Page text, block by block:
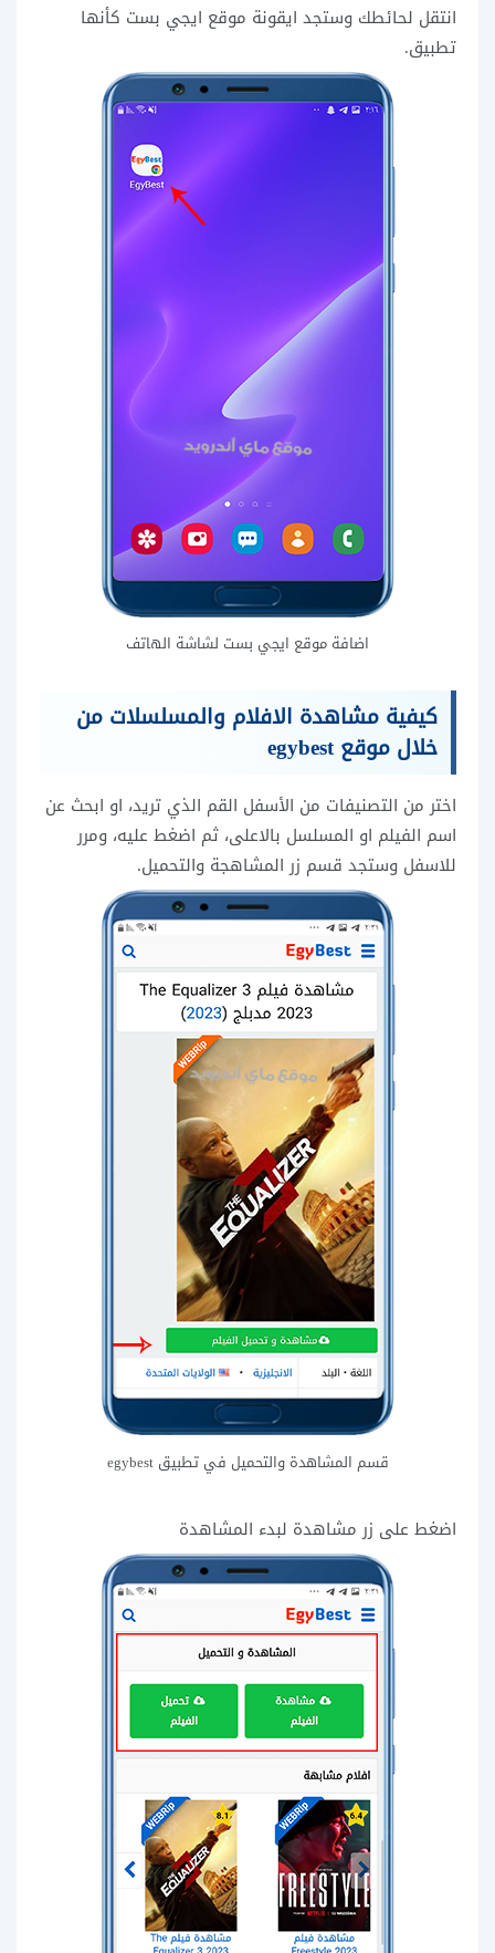
انتقل لحائطك وستجد ايقونة موقع ايجي بست كأنها
تطبيق.
اضافة موقع ايجي بست لشاشة الهاتف
كيفية مشاهدة الافلام والمسلسلات من
خلال موقع egybest
اختر من التصنيفات من الأسفل القم الذي تريد، او ابحث عن
اسم الفيلم او المسلسل بالاعلى، ثم اضغط عليه، ومرر
للاسفل وستجد قسم زر المشاهجة والتحميل.
قسم المشاهدة والتحميل في تطبيق egybest
اضغط على زر مشاهدة لبدء المشاهدة